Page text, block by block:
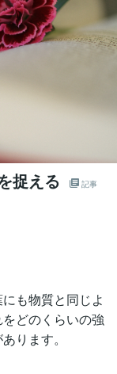
捉える 記事
も物質と同じよ
どのくらいの強
ります。